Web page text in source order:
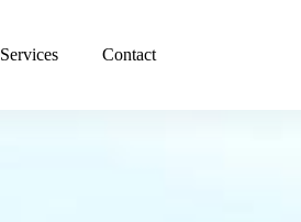
Services Contact